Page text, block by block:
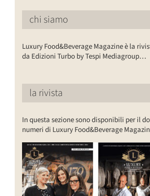
chi siamo
Luxury Food&Beverage Magazine è la
da Edizioni Turbo by Tespi Mediagroup…
la rivista
In questa sezione sono disponibili per il
numeri di Luxury Food&Beverage